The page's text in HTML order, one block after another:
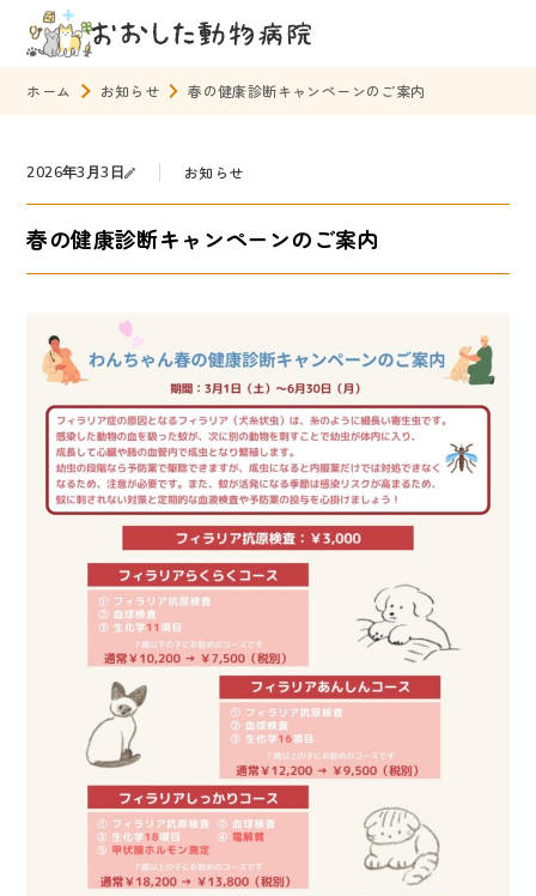
はじめての方へ
診療対象動物
診療科目
循環器診療について
診療カレンダー
お支払いについて
ペットのケア
その他の取り組み
お知らせ
病院紹介
おおした動物病院について
ホーム お知らせ 春の健康診断キャンペーンのご案内
2026年3月3日 お知らせ
春の健康診断キャンペーンのご案内